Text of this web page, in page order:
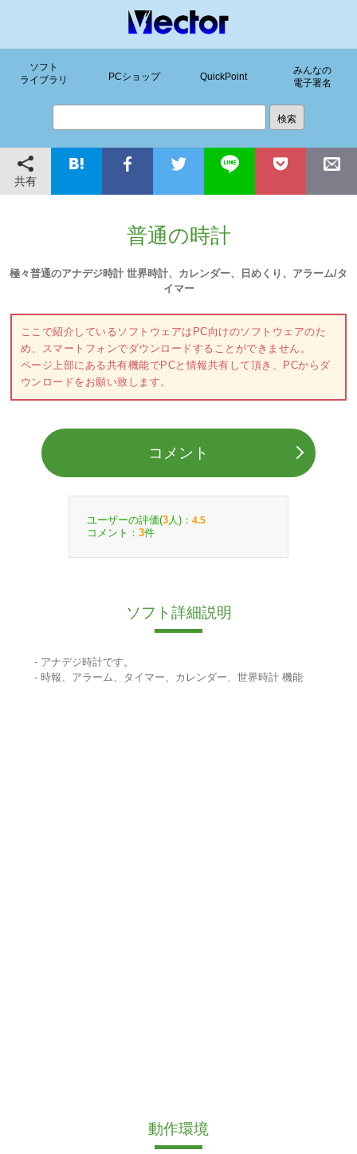
ソフト
ライブラリ
PCショップ QuickPoint
みんなの
電子署名
共有
普通の時計
極々普通のアナデジ時計 世界時計、カレンダー、日めくり、アラーム/タ
イマー
ここで紹介しているソフトウェアはPC向けのソフトウェアのた
め、スマートフォンでダウンロードすることができません。
ページ上部にある共有機能でPCと情報共有して頂き、PCからダ
ウンロードをお願い致します。
コメント
ユーザーの評価(3 人)： 4.5
コメント： 3件
ソフト詳細説明
- アナデジ時計です。
- 時報、アラーム、タイマー、カレンダー、世界時計 機能
動作環境